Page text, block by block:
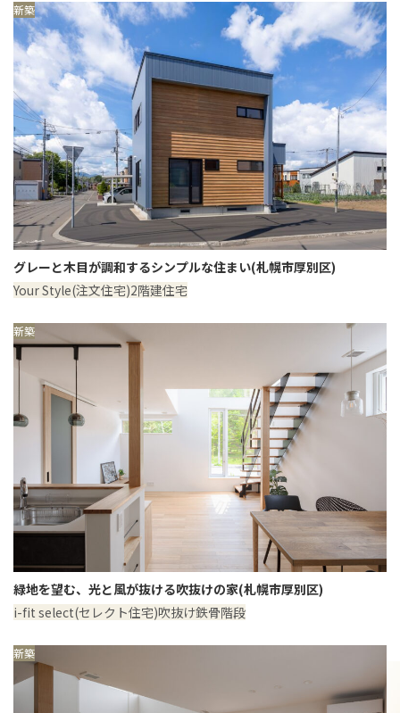
新築
グレーと木目が調和するシンプルな住まい(札幌市厚別区)
Your Style(注文住宅)2階建住宅
新築
緑地を望む、光と風が抜ける吹抜けの家(札幌市厚別区)
i-fit select(セレクト住宅)吹抜け鉄骨階段
新築